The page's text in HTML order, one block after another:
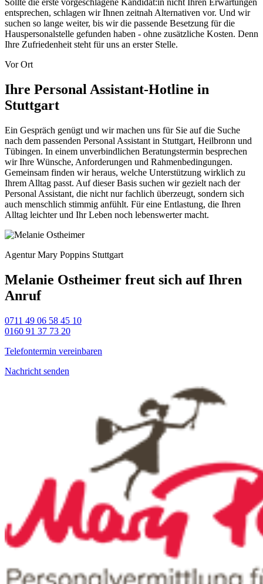
entsprechen, schlagen wir Ihnen zeitnah Alternativen vor. Und wir
suchen so lange weiter, bis wir die passende Besetzung für die
Hauspersonalstelle gefunden haben - ohne zusätzliche Kosten. Denn
Ihre Zufriedenheit steht für uns an erster Stelle.
Vor Ort
Ihre Personal Assistant-Hotline in
Stuttgart
Ein Gespräch genügt und wir machen uns für Sie auf die Suche
nach dem passenden Personal Assistant in Stuttgart, Heilbronn und
Tübingen. In einem unverbindlichen Beratungstermin besprechen
wir Ihre Wünsche, Anforderungen und Rahmenbedingungen.
Gemeinsam finden wir heraus, welche Unterstützung wirklich zu
Ihrem Alltag passt. Auf dieser Basis suchen wir gezielt nach der
Personal Assistant, die nicht nur fachlich überzeugt, sondern sich
auch menschlich stimmig anfühlt. Für eine Entlastung, die Ihren
Alltag leichter und Ihr Leben noch lebenswerter macht.
Agentur Mary Poppins Stuttgart
Melanie Ostheimer freut sich auf Ihren
Anruf
0711 49 06 58 45 10
0160 91 37 73 20
Telefontermin vereinbaren
Nachricht senden